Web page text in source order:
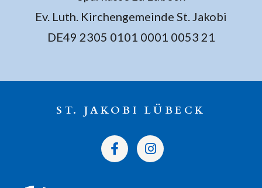
Ev. Luth. Kirchengemeinde St. Jakobi
DE49 2305 0101 0001 0053 21
ST. JAKOBI LÜBECK